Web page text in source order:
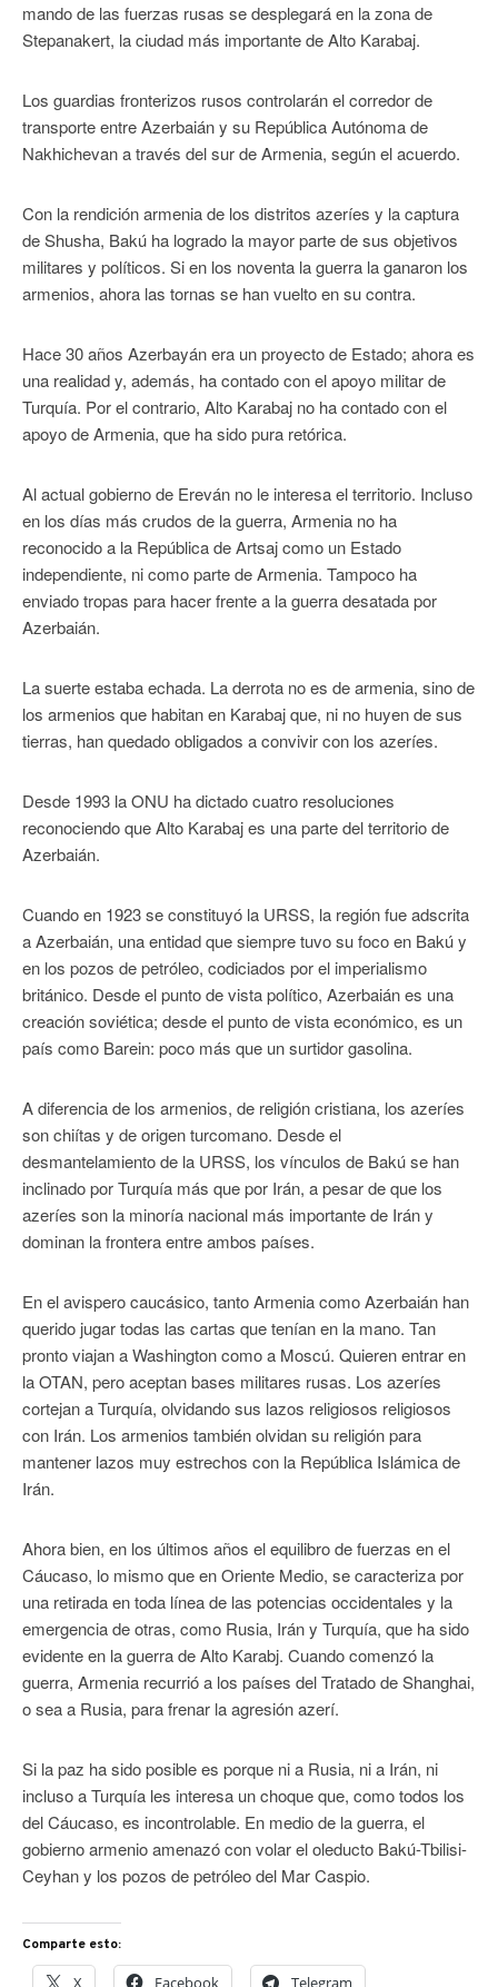
mando de las fuerzas rusas se desplegará en la zona de
Stepanakert, la ciudad más importante de Alto Karabaj.
Los guardias fronterizos rusos controlarán el corredor de
transporte entre Azerbaián y su República Autónoma de
Nakhichevan a través del sur de Armenia, según el acuerdo.
Con la rendición armenia de los distritos azeríes y la captura
de Shusha, Bakú ha logrado la mayor parte de sus objetivos
militares y políticos. Si en los noventa la guerra la ganaron los
armenios, ahora las tornas se han vuelto en su contra.
Hace 30 años Azerbayán era un proyecto de Estado; ahora es
una realidad y, además, ha contado con el apoyo militar de
Turquía. Por el contrario, Alto Karabaj no ha contado con el
apoyo de Armenia, que ha sido pura retórica.
Al actual gobierno de Ereván no le interesa el territorio. Incluso
en los días más crudos de la guerra, Armenia no ha
reconocido a la República de Artsaj como un Estado
independiente, ni como parte de Armenia. Tampoco ha
enviado tropas para hacer frente a la guerra desatada por
Azerbaián.
La suerte estaba echada. La derrota no es de armenia, sino de
los armenios que habitan en Karabaj que, ni no huyen de sus
tierras, han quedado obligados a convivir con los azeríes.
Desde 1993 la ONU ha dictado cuatro resoluciones
reconociendo que Alto Karabaj es una parte del territorio de
Azerbaián.
Cuando en 1923 se constituyó la URSS, la región fue adscrita
a Azerbaián, una entidad que siempre tuvo su foco en Bakú y
en los pozos de petróleo, codiciados por el imperialismo
británico. Desde el punto de vista político, Azerbaián es una
creación soviética; desde el punto de vista económico, es un
país como Barein: poco más que un surtidor gasolina.
A diferencia de los armenios, de religión cristiana, los azeríes
son chiítas y de origen turcomano. Desde el
desmantelamiento de la URSS, los vínculos de Bakú se han
inclinado por Turquía más que por Irán, a pesar de que los
azeríes son la minoría nacional más importante de Irán y
dominan la frontera entre ambos países.
En el avispero caucásico, tanto Armenia como Azerbaián han
querido jugar todas las cartas que tenían en la mano. Tan
pronto viajan a Washington como a Moscú. Quieren entrar en
la OTAN, pero aceptan bases militares rusas. Los azeríes
cortejan a Turquía, olvidando sus lazos religiosos religiosos
con Irán. Los armenios también olvidan su religión para
mantener lazos muy estrechos con la República Islámica de
Irán.
Ahora bien, en los últimos años el equilibro de fuerzas en el
Cáucaso, lo mismo que en Oriente Medio, se caracteriza por
una retirada en toda línea de las potencias occidentales y la
emergencia de otras, como Rusia, Irán y Turquía, que ha sido
evidente en la guerra de Alto Karabj. Cuando comenzó la
guerra, Armenia recurrió a los países del Tratado de Shanghai,
o sea a Rusia, para frenar la agresión azerí.
Si la paz ha sido posible es porque ni a Rusia, ni a Irán, ni
incluso a Turquía les interesa un choque que, como todos los
del Cáucaso, es incontrolable. En medio de la guerra, el
gobierno armenio amenazó con volar el oleducto Bakú-Tbilisi-
Ceyhan y los pozos de petróleo del Mar Caspio.
Comparte esto:
X Facebook Telegram